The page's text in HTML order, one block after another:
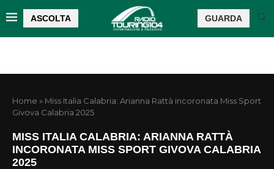
ASCOLTA GUARDA
Home » Miss Italia Calabria: Arianna Rattà incoronata Miss Sport
Givova Calabria 2025
MISS ITALIA CALABRIA: ARIANNA RATTÀ
INCORONATA MISS SPORT GIVOVA CALABRIA
2025